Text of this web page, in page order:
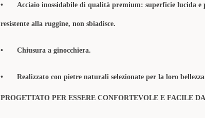
• Acciaio inossidabile di qualità premium: superficie lucida e
resistente alla ruggine, non sbiadisce.
• Chiusura a ginocchiera.
• Realizzato con pietre naturali selezionate per la loro
PROGETTATO PER ESSERE CONFORTEVOLE E FACILE